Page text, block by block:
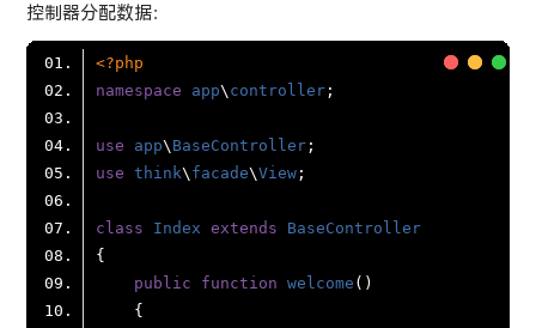
控制器分配数据：
<?php
namespace
app\ controller
use app\ BaseController
use think\ facade\View
class Index extends
BaseController
public
function welcome (